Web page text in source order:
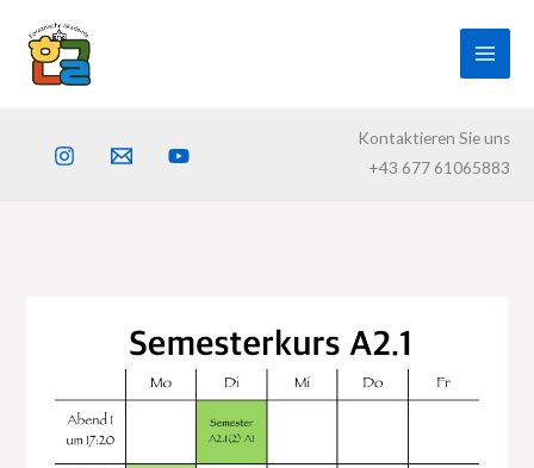
content
Kontaktieren Sie uns
+43 677 61065883